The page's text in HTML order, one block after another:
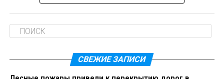
СВЕЖИЕ ЗАПИСИ